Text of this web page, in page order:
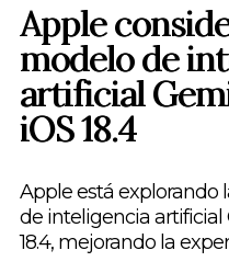
Apple
modelo de
artificial
iOS 18.4
Apple está explorando
de inteligencia artificial
18.4, mejorando la